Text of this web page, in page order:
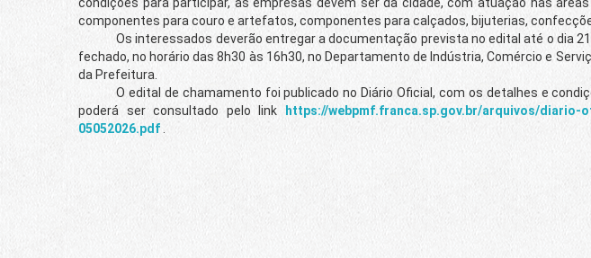
componentes para couro e artefatos, componentes para calçados, bijuterias,
Os interessados deverão entregar a documentação prevista no edital até o dia 21,
fechado, no horário das 8h30 às 16h30, no Departamento de Indústria, Comércio e
da Prefeitura.
O edital de chamamento foi publicado no Diário Oficial, com os detalhes e
poderá ser consultado pelo link
https://webpmf.franca.sp.gov.br/arquivos/diario-
05052026.pdf